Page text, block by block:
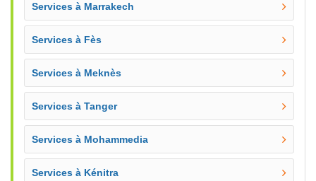
Services à Marrakech
Services à Fès
Services à Meknès
Services à Tanger
Services à Mohammedia
Services à Kénitra